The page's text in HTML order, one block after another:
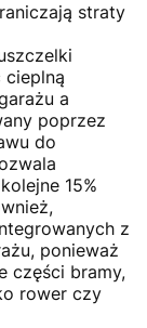
straty
a
poprzez
do
15%
z
ponieważ
części bramy,
rower czy